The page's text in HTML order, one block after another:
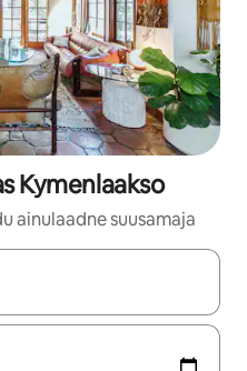
Kymenlaakso
ainulaadne suusamaja
ekraanil nooleklahvidega või